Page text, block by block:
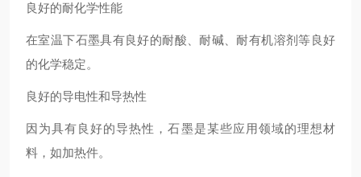
良好的耐化学性能
在室温下石墨具有良好的耐酸、耐碱、耐有机溶剂等良好
的化学稳定。
良好的导电性和导热性
因为具有良好的导热性，石墨是某些应用领域的理想材
料，如加热件。